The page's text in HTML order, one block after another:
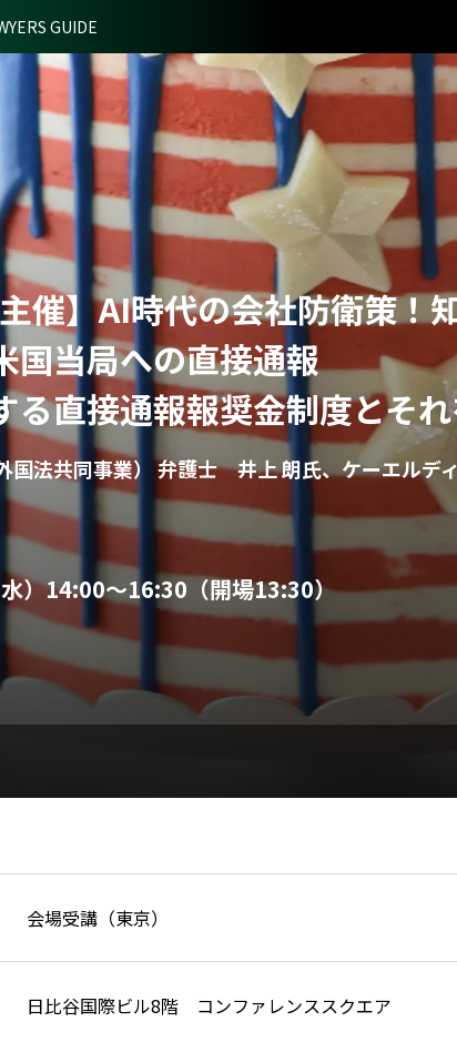
GUIDE
催】AI時代の会社防衛策！
国当局への直接通報
直接通報報奨金制度とそ
国法共同事業） 弁護士 井上 朗氏、ケーエル
）14:00～16:30（開場13:30）
会場受講（東京）
日比谷国際ビル8階 コンファレンススクエア